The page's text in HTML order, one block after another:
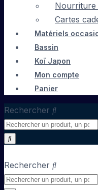
Nourriture
Cartes
Matériels
Bassin
Koï Japon
Mon compte
Panier
Rechercher
Rechercher